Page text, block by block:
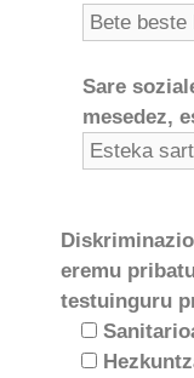
Sare
mesedez,
eremu
testuinguru